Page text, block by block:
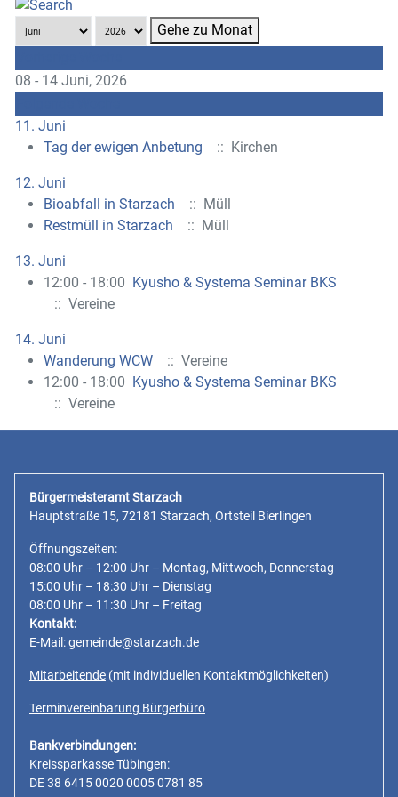
Gehe zu Monat
08 - 14 Juni, 2026
11. Juni
Tag der ewigen Anbetung
:: Kirchen
12. Juni
Bioabfall in Starzach
:: Müll
Restmüll in Starzach
:: Müll
13. Juni
12:00 - 18:00 Kyusho & Systema Seminar BKS
:: Vereine
14. Juni
Wanderung WCW
:: Vereine
12:00 - 18:00 Kyusho & Systema Seminar BKS
:: Vereine
Bürgermeisteramt Starzach
Hauptstraße 15, 72181 Starzach, Ortsteil Bierlingen
Öffnungszeiten:
08:00 Uhr – 12:00 Uhr – Montag, Mittwoch, Donnerstag
15:00 Uhr – 18:30 Uhr – Dienstag
08:00 Uhr – 11:30 Uhr – Freitag
Kontakt:
E-Mail:gemeinde@starzach.de
Mitarbeitende (mit individuellen Kontaktmöglichkeiten)
Terminvereinbarung Bürgerbüro
Bankverbindungen:
Kreissparkasse Tübingen:
DE 38 6415 0020 0005 0781 85